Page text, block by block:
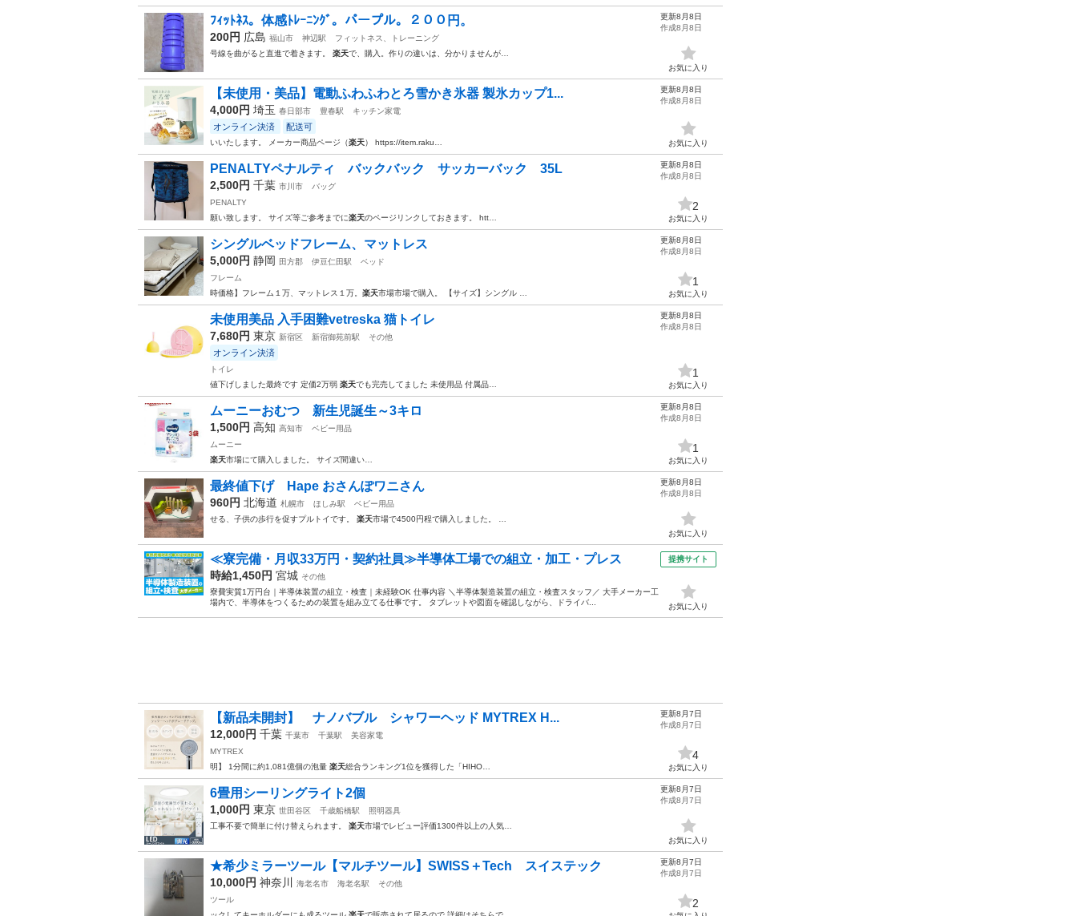
ﾌｨｯﾄﾈｽ。体感ﾄﾚｰﾆﾝｸﾞ。パープル。２００円。
200円 広島 福山市 神辺駅
フィットネス、トレーニング
号線を曲がると直進で着きます。 楽天で、購入。作りの違いは、分かりませんが…
更新8月8日
作成8月8日
お気に入り
【未使用・美品】電動ふわふわとろ雪かき氷器 製氷カップ1...
4,000円 埼玉 春日部市 豊春駅 キッチン家電
オンライン決済 配送可
いいたします。 メーカー商品ページ（楽天） https://item.raku…
更新8月8日
作成8月8日
お気に入り
PENALTYペナルティ バックバック サッカーバック 35L
2,500円 千葉 市川市
バッグ
PENALTY
願い致します。 サイズ等ご参考までに楽天のページリンクしておきます。 htt…
更新8月8日
作成8月8日
2
お気に入り
シングルベッドフレーム、マットレス
5,000円 静岡 田方郡 伊豆仁田駅
ベッド
フレーム
時価格】フレーム１万、マットレス１万。 楽天市場市場で購入。 【サイズ】シングル …
更新8月8日
作成8月8日
1
お気に入り
未使用美品 入手困難vetreska 猫トイレ
7,680円 東京 新宿区 新宿御苑前駅 その他
オンライン決済
トイレ
値下げしました最終です 定価2万弱 楽天でも完売してました 未使用品 付属品…
更新8月8日
作成8月8日
1
お気に入り
ムーニーおむつ 新生児誕生～3キロ
1,500円 高知 高知市
ベビー用品
ムーニー
楽天市場にて購入しました。 サイズ間違い…
更新8月8日
作成8月8日
1
お気に入り
最終値下げ Hape おさんぽワニさん
960円 北海道 札幌市 ほしみ駅
ベビー用品
せる、子供の歩行を促すプルトイです。 楽天市場で4500円程で購入しました。 …
更新8月8日
作成8月8日
お気に入り
≪寮完備・月収33万円・契約社員≫半導体工場での組立・加工・プレス
時給1,450円 宮城 その他
寮費実質1万円台｜半導体装置の組立・検査｜未経験OK 仕事内容 ＼半導体製造装置の組立・検査スタッフ／ 大手メーカー工
場内で、半導体をつくるための装置を組み立てる仕事です。 タブレットや図面を確認しながら、ドライバ...
提携サイト
お気に入り
【新品未開封】 ナノバブル シャワーヘッド MYTREX H...
12,000円 千葉 千葉市 千葉駅
美容家電
MYTREX
明】 1分間に約1,081億個の泡量 楽天総合ランキング1位を獲得した「HIHO…
更新8月7日
作成8月7日
4
お気に入り
6畳用シーリングライト2個
1,000円 東京 世田谷区 千歳船橋駅
照明器具
工事不要で簡単に付け替えられます。 楽天市場でレビュー評価1300件以上の人気…
更新8月7日
作成8月7日
お気に入り
★希少ミラーツール【マルチツール】SWISS＋Tech スイステック
10,000円 神奈川 海老名市 海老名駅
その他
ツール
更新8月7日
作成8月7日
2